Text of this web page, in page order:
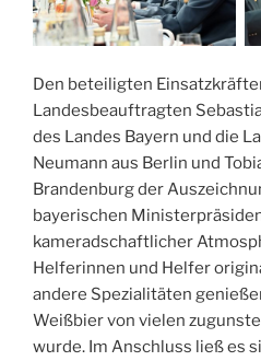
Den beteiligten
Landesbeauftragten
des Landes Bayern und die
Neumann aus Berlin und
Brandenburg der
bayerischen
kameradschaftlicher
Helferinnen und Helfer
andere Spezialitäten
Weißbier von vielen
wurde. Im Anschluss ließ es